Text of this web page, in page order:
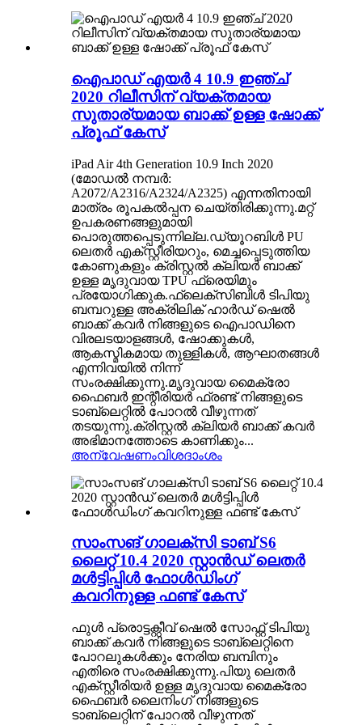
ഐപാഡ് എയർ 4 10.9 ഇഞ്ച്
2020 റിലീസിന് വ്യക്തമായ
സുതാര്യമായ ബാക്ക് ഉള്ള ഷോക്ക്
പ്രൂഫ് കേസ്
iPad Air 4th Generation 10.9 Inch 2020
(മോഡൽ നമ്പർ:
A2072/A2316/A2324/A2325) എന്നതിനായി
മാത്രം രൂപകൽപ്പന ചെയ്‌തിരിക്കുന്നു.മറ്റ്
ഉപകരണങ്ങളുമായി
പൊരുത്തപ്പെടുന്നില്ല.ഡ്യൂറബിൾ PU
ലെതർ എക്സ്റ്റീരിയറും, മെച്ചപ്പെടുത്തിയ
കോണുകളും ക്രിസ്റ്റൽ ക്ലിയർ ബാക്ക്
ഉള്ള മൃദുവായ TPU ഫ്രെയിമും
പ്രയോഗിക്കുക.ഫ്ലെക്സിബിൾ ടിപിയു
ബമ്പറുള്ള അക്രിലിക് ഹാർഡ് ഷെൽ
ബാക്ക് കവർ നിങ്ങളുടെ ഐപാഡിനെ
വിരലടയാളങ്ങൾ, ഷോക്കുകൾ,
ആകസ്മികമായ തുള്ളികൾ, ആഘാതങ്ങൾ
എന്നിവയിൽ നിന്ന്
സംരക്ഷിക്കുന്നു.മൃദുവായ മൈക്രോ
ഫൈബർ ഇന്റീരിയർ ഫ്രണ്ട് നിങ്ങളുടെ
ടാബ്‌ലെറ്റിൽ പോറൽ വീഴുന്നത്
തടയുന്നു.ക്രിസ്റ്റൽ ക്ലിയർ ബാക്ക് കവർ
അഭിമാനത്തോടെ കാണിക്കും...
അന്വേഷണംവിശദാംശം
സാംസങ് ഗാലക്‌സി ടാബ് S6
ലൈറ്റ് 10.4 2020 സ്റ്റാൻഡ് ലെതർ
മൾട്ടിപ്പിൾ ഫോൾഡിംഗ്
കവറിനുള്ള ഫണ്ട് കേസ്
ഫുൾ പ്രൊട്ടക്റ്റീവ് ഷെൽ സോഫ്റ്റ് ടിപിയു
ബാക്ക് കവർ നിങ്ങളുടെ ടാബ്‌ലെറ്റിനെ
പോറലുകൾക്കും നേരിയ ബമ്പിനും
എതിരെ സംരക്ഷിക്കുന്നു.പിയു ലെതർ
എക്സ്റ്റീരിയർ ഉള്ള മൃദുവായ മൈക്രോ
ഫൈബർ ലൈനിംഗ് നിങ്ങളുടെ
ടാബ്‌ലെറ്റിന് പോറൽ വീഴുന്നത്